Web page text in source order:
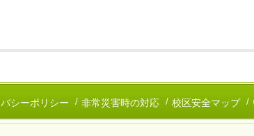
シーポリシー 非常災害時の対応 校区安全マップ